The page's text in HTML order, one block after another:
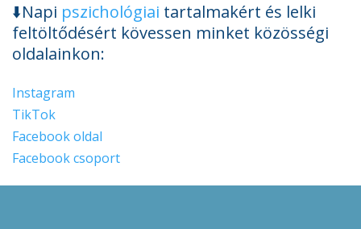
⬇️Napi pszichológiai tartalmakért és lelki
feltöltődésért kövessen minket közösségi
oldalainkon:
Instagram
TikTok
Facebook oldal
Facebook csoport